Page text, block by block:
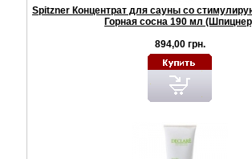
Spitzner Концентрат для сауны со
Горная сосна 190 мл
894,00 грн.